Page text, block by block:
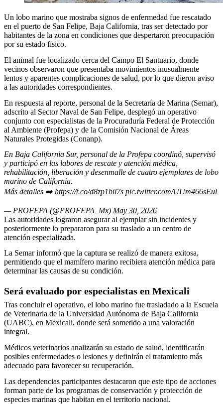
Un lobo marino que mostraba signos de enfermedad fue rescatado
en el puerto de San Felipe, Baja California, tras ser detectado por
habitantes de la zona en condiciones que despertaron preocupación
por su estado físico.
El animal fue localizado cerca del Campo El Santuario, donde
vecinos observaron que presentaba movimientos inusualmente
lentos y aparentes complicaciones de salud, por lo que dieron aviso
a las autoridades correspondientes.
En respuesta al reporte, personal de la Secretaría de Marina (Semar),
adscrito al Sector Naval de San Felipe, desplegó un operativo
conjunto con especialistas de la Procuraduría Federal de Protección
al Ambiente (Profepa) y de la Comisión Nacional de Áreas
Naturales Protegidas (Conanp).
En Baja California Sur, personal de la Profepa coordinó, supervisó
y participó en las labores de rescate y atención médica,
rehabilitación, liberación y desenmalle de cuatro ejemplares de lobo
marino de California.
Más detalles ➡️ https://t.co/d8zp1bil7s pic.twitter.com/UUm466sEul
— PROFEPA (@PROFEPA_Mx) May 30, 2026
Las autoridades lograron asegurar al ejemplar sin incidentes y
posteriormente lo prepararon para su traslado a un centro de
atención especializada.
La Semar informó que la captura se realizó de manera exitosa,
permitiendo que el mamífero marino recibiera atención médica para
determinar las causas de su condición.
Será evaluado por especialistas en Mexicali
Tras concluir el operativo, el lobo marino fue trasladado a la Escuela
de Veterinaria de la Universidad Autónoma de Baja California
(UABC), en Mexicali, donde será sometido a una valoración
integral.
Médicos veterinarios analizarán su estado de salud, identificarán
posibles enfermedades o lesiones y definirán el tratamiento más
adecuado para favorecer su recuperación.
Las dependencias participantes destacaron que este tipo de acciones
forman parte de los programas de conservación y protección de
especies marinas que habitan en el territorio nacional.